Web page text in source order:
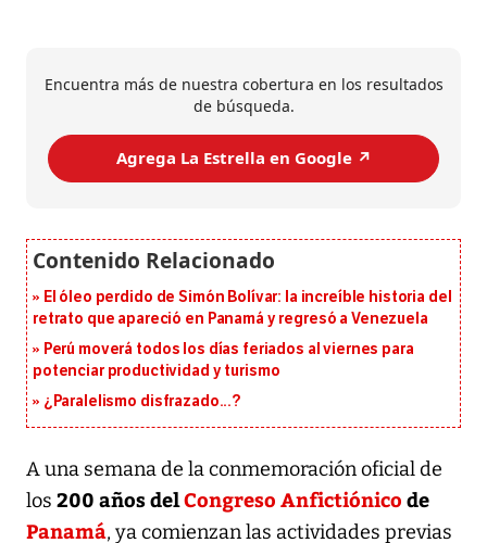
Encuentra más de nuestra cobertura en los resultados
de búsqueda.
Agrega La Estrella en Google ↗️
El óleo perdido de Simón Bolívar: la increíble historia del
retrato que apareció en Panamá y regresó a Venezuela
Perú moverá todos los días feriados al viernes para
potenciar productividad y turismo
¿Paralelismo disfrazado...?
A una semana de la conmemoración oficial de
los 200 años delCongreso Anfictiónico de
Panamá, ya comienzan las actividades previas